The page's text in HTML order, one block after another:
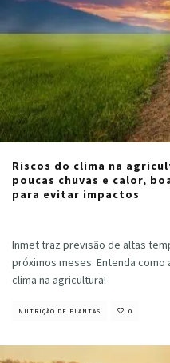
Riscos do clima na
poucas chuvas e calor,
para evitar impactos
Inmet traz previsão de altas
próximos meses. Entenda como
clima na agricultura!
NUTRIÇÃO DE PLANTAS 0